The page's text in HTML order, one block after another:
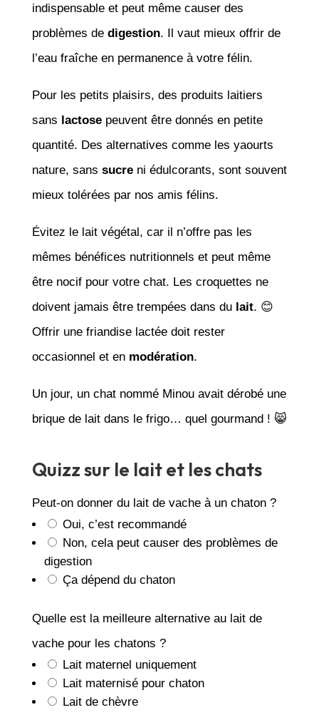
indispensable et peut même causer des
problèmes de digestion. Il vaut mieux offrir de
l’eau fraîche en permanence à votre félin.
Pour les petits plaisirs, des produits laitiers
sans lactosepeuvent être donnés en petite
quantité. Des alternatives comme les yaourts
nature, sans sucreni édulcorants, sont souvent
mieux tolérées par nos amis félins.
Évitez le lait végétal, car il n’offre pas les
mêmes bénéfices nutritionnels et peut même
être nocif pour votre chat. Les croquettes ne
doivent jamais être trempées dans du lait. 😊
Offrir une friandise lactée doit rester
occasionnel et en modération.
Un jour, un chat nommé Minou avait dérobé une
brique de lait dans le frigo… quel gourmand ! 😸
Quizz sur le lait et les chats
Peut-on donner du lait de vache à un chaton ?
Oui, c’est recommandé
Non, cela peut causer des problèmes de
digestion
Ça dépend du chaton
Quelle est la meilleure alternative au lait de
vache pour les chatons ?
Lait maternel uniquement
Lait maternisé pour chaton
Lait de chèvre